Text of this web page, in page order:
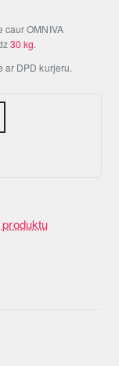
caur OMNIVA
30 kg.
ar DPD kurjeru.